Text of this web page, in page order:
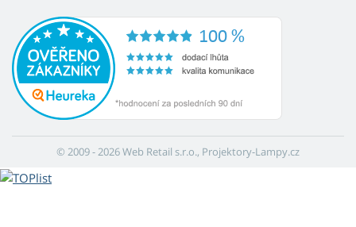
© 2009 - 2026 Web Retail s.r.o., Projektory-Lampy.cz